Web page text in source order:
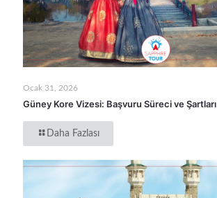
Ocak 31, 2026
Güney Kore Vizesi: Başvuru Süreci ve Şartları
Daha Fazlası